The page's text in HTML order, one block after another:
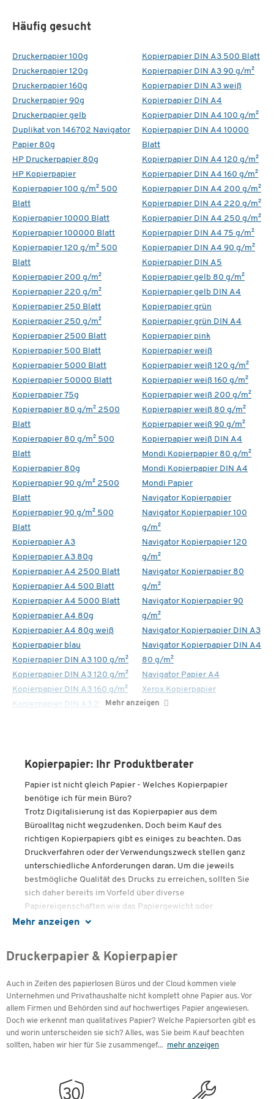
Häufig gesucht
Druckerpapier 100g
Druckerpapier 120g
Druckerpapier 160g
Druckerpapier 90g
Druckerpapier gelb
Duplikat von 146702 Navigator
Papier 80g
HP Druckerpapier 80g
HP Kopierpapier
Kopierpapier 100 g/m² 500
Blatt
Kopierpapier 10000 Blatt
Kopierpapier 100000 Blatt
Kopierpapier 120 g/m² 500
Blatt
Kopierpapier 200 g/m²
Kopierpapier 220 g/m²
Kopierpapier 250 Blatt
Kopierpapier 250 g/m²
Kopierpapier 2500 Blatt
Kopierpapier 500 Blatt
Kopierpapier 5000 Blatt
Kopierpapier 50000 Blatt
Kopierpapier 75g
Kopierpapier 80 g/m² 2500
Blatt
Kopierpapier 80 g/m² 500
Blatt
Kopierpapier 80g
Kopierpapier 90 g/m² 2500
Blatt
Kopierpapier 90 g/m² 500
Blatt
Kopierpapier A3
Kopierpapier A3 80g
Kopierpapier A4 2500 Blatt
Kopierpapier A4 500 Blatt
Kopierpapier A4 5000 Blatt
Kopierpapier A4 80g
Kopierpapier A4 80g weiß
Kopierpapier blau
Kopierpapier DIN A3 100 g/m²
Kopierpapier DIN A3 120 g/m²
Kopierpapier DIN A3 160 g/m²
Kopierpapier DIN A3 250 g/m²
Kopierpapier DIN A3 500 Blatt
Kopierpapier DIN A3 90 g/m²
Kopierpapier DIN A3 weiß
Kopierpapier DIN A4
Kopierpapier DIN A4 100 g/m²
Kopierpapier DIN A4 10000
Blatt
Kopierpapier DIN A4 120 g/m²
Kopierpapier DIN A4 160 g/m²
Kopierpapier DIN A4 200 g/m²
Kopierpapier DIN A4 220 g/m²
Kopierpapier DIN A4 250 g/m²
Kopierpapier DIN A4 75 g/m²
Kopierpapier DIN A4 90 g/m²
Kopierpapier DIN A5
Kopierpapier gelb 80 g/m²
Kopierpapier gelb DIN A4
Kopierpapier grün
Kopierpapier grün DIN A4
Kopierpapier pink
Kopierpapier weiß
Kopierpapier weiß 120 g/m²
Kopierpapier weiß 160 g/m²
Kopierpapier weiß 200 g/m²
Kopierpapier weiß 80 g/m²
Kopierpapier weiß 90 g/m²
Kopierpapier weiß DIN A4
Mondi Kopierpapier 80 g/m²
Mondi Kopierpapier DIN A4
Mondi Papier
Navigator Kopierpapier
Navigator Kopierpapier 100
g/m²
Navigator Kopierpapier 120
g/m²
Navigator Kopierpapier 80
g/m²
Navigator Kopierpapier 90
g/m²
Navigator Kopierpapier DIN A3
Navigator Kopierpapier DIN A4
80 g/m²
Navigator Papier A4
Xerox Kopierpapier
Mehr anzeigen
Mehr anzeigen
Kopierpapier: Ihr Produktberater
Papier ist nicht gleich Papier - Welches Kopierpapier
benötige ich für mein Büro?
Trotz Digitalisierung ist das Kopierpapier aus dem
Büroalltag nicht wegzudenken. Doch beim Kauf des
richtigen Kopierpapiers gibt es einiges zu beachten. Das
Druckverfahren oder der Verwendungszweck stellen ganz
unterschiedliche Anforderungen daran. Um die jeweils
bestmögliche Qualität des Drucks zu erreichen, sollten Sie
sich daher bereits im Vorfeld über diverse
Papiereigenschaften wie das Papiergewicht oder
Papierformat informieren. Wir erklären Ihnen alles über
Bedürfnisse zu treffen.
Inhalte
Für jeden Drucker und Kopierer das richtige
Kopierpapier
Wofür stehen die Gütesiegel?
Druckerpapier & Kopierpapier
Auch in Zeiten des papierlosen Büros und der Cloud kommen viele
Unternehmen und Privathaushalte nicht komplett ohne Papier aus. Vor
allem Firmen und Behörden sind auf hochwertiges Papier angewiesen.
Doch wie erkennt man qualitatives Papier? Welche Papiersorten gibt es
und worin unterscheiden sie sich? Alles, was Sie beim Kauf beachten
sollten, haben wir hier für Sie zusammengef... mehr anzeigen